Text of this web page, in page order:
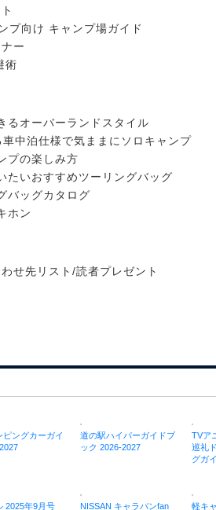
プ向け キャンプ場ガイド
ー
術
るオーバーランドスタイル
中泊仕様で気ままにソロキャンプ
プの楽しみ方
たいおすすめツーリングバッグ
バッグカタログ
ホン
せ先リスト/読者プレゼント
ピングカーガイ
道の駅ハイパーガイドブ
ック 2026-2027
TVア
巡礼
グガ
2025年9月号
NISSAN キャラバンfan
軽キ